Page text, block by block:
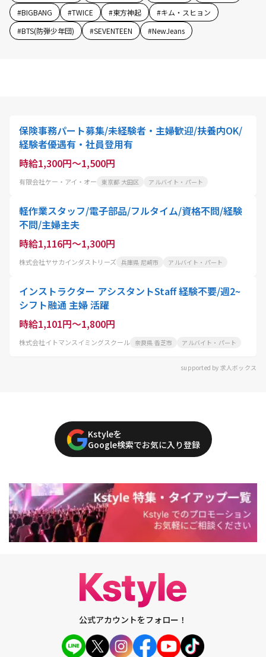
#BIGBANG #TWICE #東方神起 #キム・スヒョン
#BTS(防弾少年団) #SEVENTEEN #NewJeans
保険事務パート募集/未経験者・主婦歓迎/扶養内OK/
経験者優遇有・社員登用有
時給1,300円～1,500円
有限会社ケー・アイ・オー 東京都 大田区 アルバイト・パート
軽作業スタッフ/電子部品/フルタイム/資格不問/経験
不問/主婦主夫
時給1,116円～1,300円
株式会社ヤサカインダストリーズ 兵庫県 尼崎市 アルバイト・パート
インストラクター アシスタントStaff 経験不要/週2~
シフト融通 主婦 活躍
時給1,101円～1,800円
株式会社イトマンスイミングスクール 奈良県 香芝市 アルバイト・パート
supported by 求人ボックス
Kstyleを
Google検索でお気に入り登録
公式アカウントをフォロー！